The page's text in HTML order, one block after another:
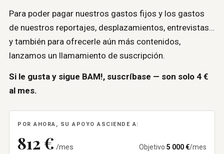
Para poder pagar nuestros gastos fijos y los gastos
de nuestros reportajes, desplazamientos, entrevistas…
y también para ofrecerle aún más contenidos,
lanzamos un llamamiento de suscripción.
Si le gusta y sigue BAM!, suscríbase — son solo 4 €
al mes.
POR AHORA, SU APOYO ASCIENDE A:
812 € /mes Objetivo 5 000 €/mes